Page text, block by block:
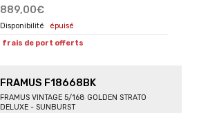
889,00€
épuisé
frais de port offerts
FRAMUS F18668BK
FRAMUS VINTAGE 5/168 GOLDEN STRATO
DELUXE - SUNBURST